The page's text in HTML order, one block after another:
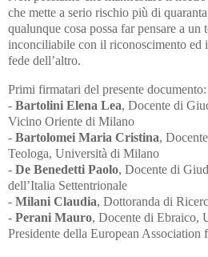
che mette a serio rischio più di
qualunque cosa possa far pensare a
inconciliabile con il riconoscimento ed
fede dell’altro.
Primi firmatari del presente documento:
- Bartolini Elena Lea, Docente di
Vicino Oriente di Milano
- Bartolomei Maria Cristina,
Teologa, Università di Milano
- De Benedetti Paolo, Docente di
dell’Italia Settentrionale
- Milani Claudia, Dottoranda di
- Perani Mauro, Docente di Ebraico,
Presidente della European Association